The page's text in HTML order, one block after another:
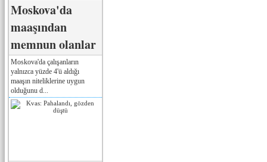
Moskova'da
maaşından
memnun olanlar
Moskova'da çalışanların
yalnızca yüzde 4'ü aldığı
maaşın niteliklerine uygun
olduğunu d...